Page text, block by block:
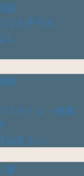
題
なる手引き
し
画
スタイル・健康
ぬ友人へ
事